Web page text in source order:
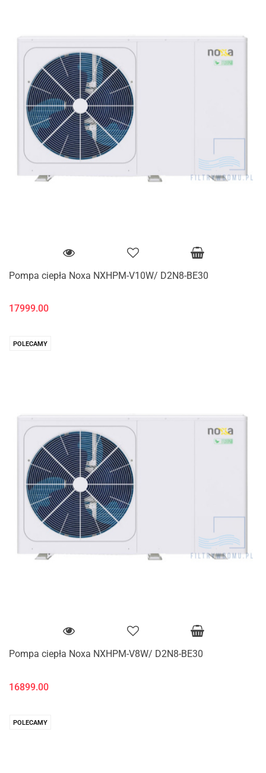
Pompa ciepła Noxa NXHPM-V10W/ D2N8-BE30
17999.00
POLECAMY
Pompa ciepła Noxa NXHPM-V8W/ D2N8-BE30
16899.00
POLECAMY